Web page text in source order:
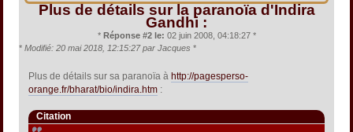
Plus de détails sur la paranoïa d'Indira
Gandhi :
* Réponse #2 le: 02 juin 2008, 04:18:27 *
* Modifié: 20 mai 2018, 12:15:27 par Jacques *
Plus de détails sur sa paranoïa àhttp://pagesperso-
orange.fr/bharat/bio/indira.htm :
Citation